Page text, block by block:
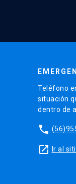
Teléfono
situación
dentro de
phone
launch Ir al